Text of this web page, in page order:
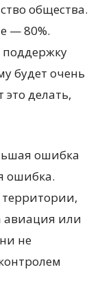
общества.
— 80%.
поддержку
будет очень
это делать,
ошибка
ошибка.
территории,
авиация или
не